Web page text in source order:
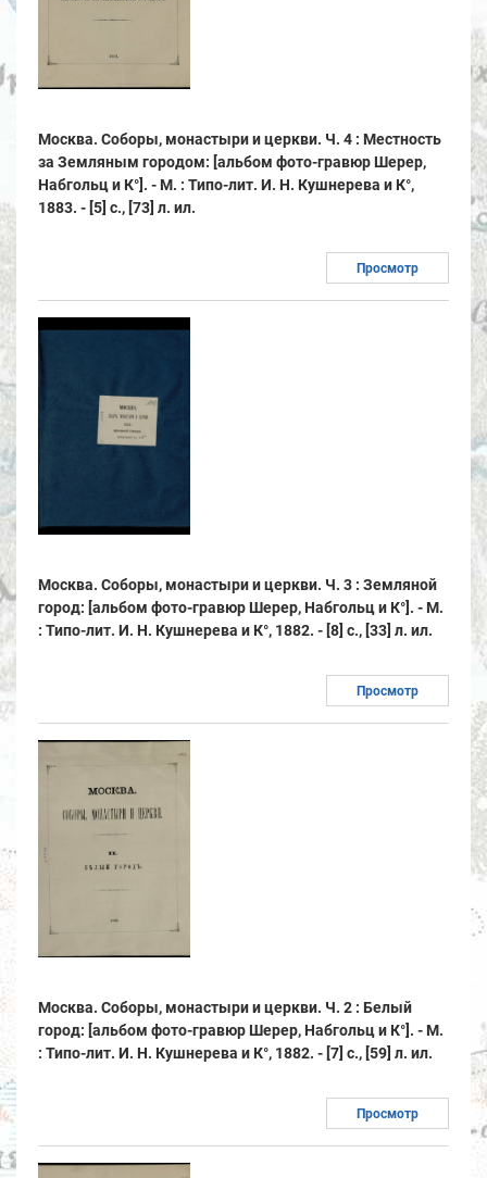
Москва. Соборы, монастыри и церкви. Ч. 4 : Местность
за Земляным городом: [альбом фото-гравюр Шерер,
Набгольц и К°]. - М. : Типо-лит. И. Н. Кушнерева и К°,
1883. - [5] с., [73] л. ил.
Просмотр
Москва. Соборы, монастыри и церкви. Ч. 3 : Земляной
город: [альбом фото-гравюр Шерер, Набгольц и К°]. - М.
: Типо-лит. И. Н. Кушнерева и К°, 1882. - [8] с., [33] л. ил.
Просмотр
Москва. Соборы, монастыри и церкви. Ч. 2 : Белый
город: [альбом фото-гравюр Шерер, Набгольц и К°]. - М.
: Типо-лит. И. Н. Кушнерева и К°, 1882. - [7] с., [59] л. ил.
Просмотр